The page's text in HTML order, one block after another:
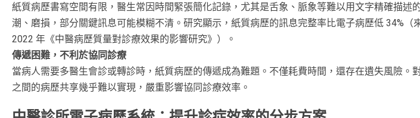
紙質病歷書寫空間有限，醫生常因時間緊張簡化記錄，尤其是舌象、脈象等難以用文字精確描述
潮、磨損，部分關鍵訊息可能模糊不清。研究顯示，紙質病歷的訊息完整率比電子病歷低 34%（
2022 年《中醫病歷質量對診療效果的影響研究》）。
傳遞困難，不利於協同診療
當病人需要多醫生會診或轉診時，紙質病歷的傳遞成為難題。不僅耗費時間，還存在遺失風險。
之間的病歷共享幾乎難以實現，嚴重影響協同診療效率。